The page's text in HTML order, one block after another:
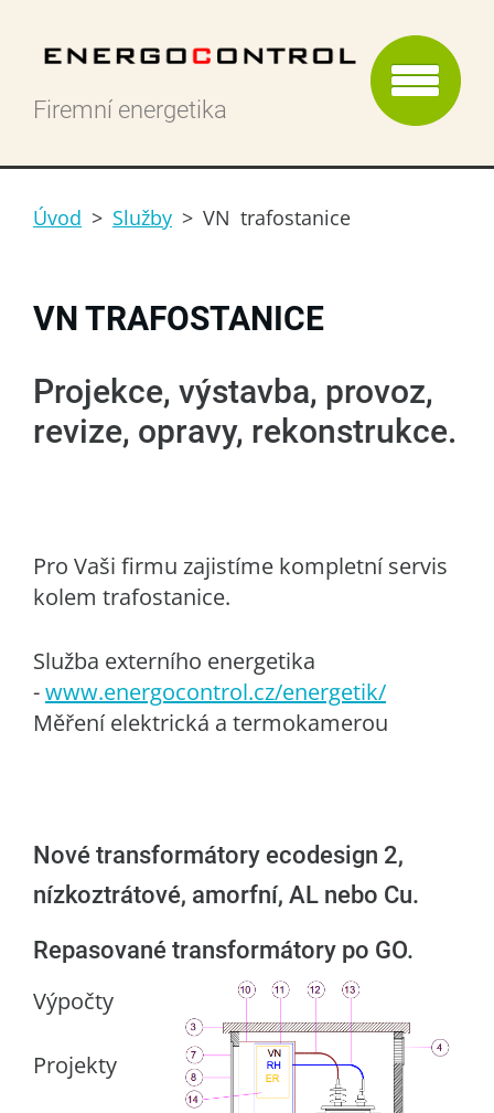
Firemní energetika
Úvod > Služby > VN trafostanice
VN TRAFOSTANICE
Projekce, výstavba, provoz,
revize, opravy, rekonstrukce.
Pro Vaši firmu zajistíme kompletní servis
kolem trafostanice.
Služba externího energetika
-www.energocontrol.cz/energetik/
Měření elektrická a termokamerou
Nové transformátory ecodesign 2,
nízkoztrátové, amorfní, AL nebo Cu.
Repasované transformátory po GO.
Výpočty
Projekty